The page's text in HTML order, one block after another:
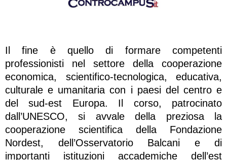
Il fine è quello di formare competenti
professionisti nel settore della cooperazione
economica, scientifico-tecnologica, educativa,
culturale e umanitaria con i paesi del centro e
del sud-est Europa. Il corso, patrocinato
dall’UNESCO, si avvale della preziosa la
cooperazione scientifica della Fondazione
Nordest, dell’Osservatorio Balcani e di
importanti istituzioni accademiche dell’est